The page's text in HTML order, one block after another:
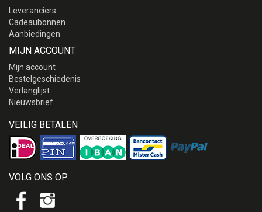
Leveranciers
Cadeaubonnen
Aanbiedingen
MIJN ACCOUNT
Mijn account
Bestelgeschiedenis
Verlanglijst
Nieuwsbrief
VEILIG BETALEN
VOLG ONS OP